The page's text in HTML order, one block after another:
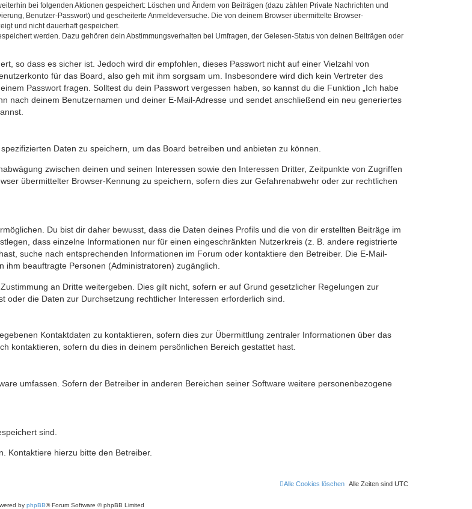
bei folgenden Aktionen gespeichert: Löschen und Ändern von Beiträgen (dazu zählen Private Nachrichten und
Benutzer-Passwort) und gescheiterte Anmeldeversuche. Die von deinem Browser übermittelte Browser-
und nicht dauerhaft gespeichert.
werden. Dazu gehören dein Abstimmungsverhalten bei Umfragen, der Gelesen-Status von deinen Beiträgen oder
so dass es sicher ist. Jedoch wird dir empfohlen, dieses Passwort nicht auf einer Vielzahl von
für das Board, also geh mit ihm sorgsam um. Insbesondere wird dich kein Vertreter des
Passwort fragen. Solltest du dein Passwort vergessen haben, so kannst du die Funktion „Ich habe
nach deinem Benutzernamen und deiner E-Mail-Adresse und sendet anschließend ein neu generiertes
Daten zu speichern, um das Board betreiben und anbieten zu können.
zwischen deinen und seinen Interessen sowie den Interessen Dritter, Zeitpunkte von Zugriffen
übermittelter Browser-Kennung zu speichern, sofern dies zur Gefahrenabwehr oder zur rechtlichen
Du bist dir daher bewusst, dass die Daten deines Profils und die von dir erstellten Beiträge im
dass einzelne Informationen nur für einen eingeschränkten Nutzerkreis (z. B. andere registrierte
suche nach entsprechenden Informationen im Forum oder kontaktiere den Betreiber. Die E-Mail-
beauftragte Personen (Administratoren) zugänglich.
an Dritte weitergeben. Dies gilt nicht, sofern er auf Grund gesetzlicher Regelungen zur
die Daten zur Durchsetzung rechtlicher Interessen erforderlich sind.
Kontaktdaten zu kontaktieren, sofern dies zur Übermittlung zentraler Informationen über das
kontaktieren, sofern du dies in deinem persönlichen Bereich gestattet hast.
umfassen. Sofern der Betreiber in anderen Bereichen seiner Software weitere personenbezogene
sind.
Kontaktiere hierzu bitte den Betreiber.
Alle Zeiten sind UTC
Alle Cookies löschen
by phpBB® Forum Software © phpBB Limited